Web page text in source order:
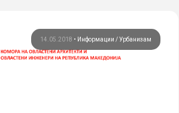
14.05.2018 • Информации Урбанизам